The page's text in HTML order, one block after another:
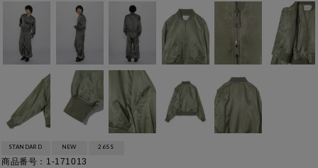
STANDARD NEW 26SS
商品番号 1-171013